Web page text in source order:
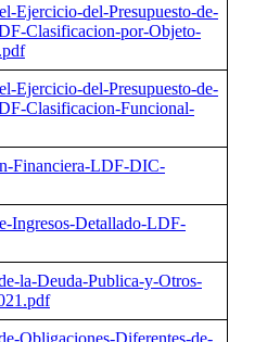
Ejercicio-del-Presupuesto-de-
Clasificacion-por-Objeto-
Ejercicio-del-Presupuesto-de-
Clasificacion-Funcional-
Financiera-LDF-DIC-
Ingresos-Detallado-LDF-
la-Deuda-Publica-y-Otros-
Obligaciones-Diferentes-de-